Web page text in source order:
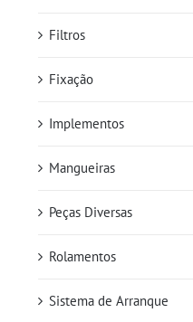
Filtros
Fixação
Implementos
Mangueiras
Peças Diversas
Rolamentos
Sistema de Arranque